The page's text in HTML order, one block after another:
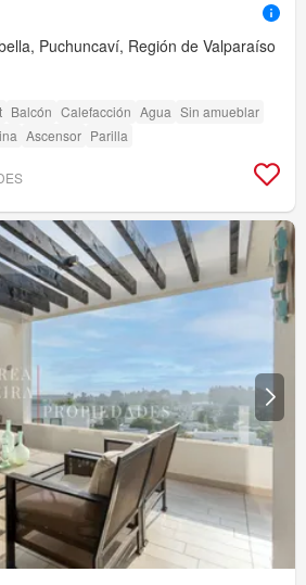
Puchuncaví, Región de Valparaíso
Balcón Calefacción Agua Sin amueblar
Ascensor Parilla